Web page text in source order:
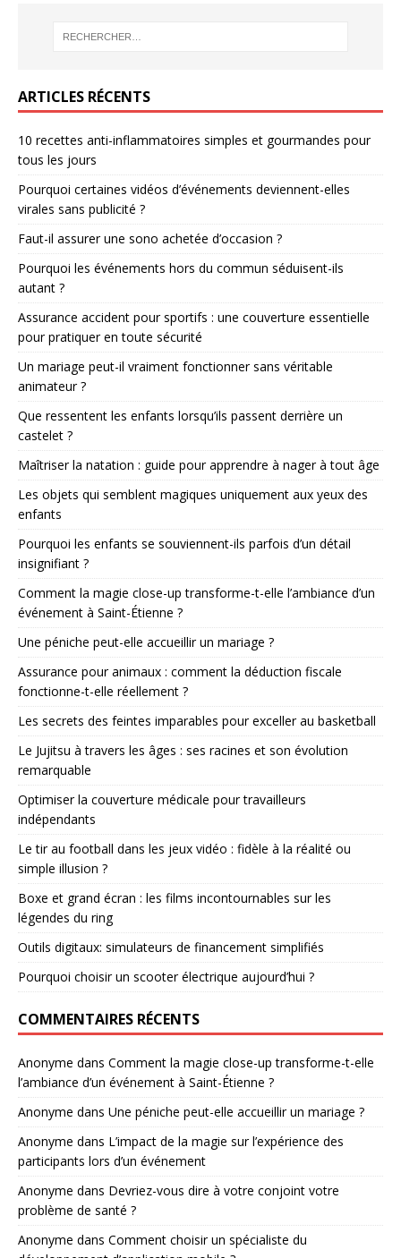
ARTICLES RÉCENTS
10 recettes anti-inflammatoires simples et gourmandes pour
tous les jours
Pourquoi certaines vidéos d’événements deviennent-elles
virales sans publicité ?
Faut-il assurer une sono achetée d’occasion ?
Pourquoi les événements hors du commun séduisent-ils
autant ?
Assurance accident pour sportifs : une couverture essentielle
pour pratiquer en toute sécurité
Un mariage peut-il vraiment fonctionner sans véritable
animateur ?
Que ressentent les enfants lorsqu’ils passent derrière un
castelet ?
Maîtriser la natation : guide pour apprendre à nager à tout âge
Les objets qui semblent magiques uniquement aux yeux des
enfants
Pourquoi les enfants se souviennent-ils parfois d’un détail
insignifiant ?
Comment la magie close-up transforme-t-elle l’ambiance d’un
événement à Saint-Étienne ?
Une péniche peut-elle accueillir un mariage ?
Assurance pour animaux : comment la déduction fiscale
fonctionne-t-elle réellement ?
Les secrets des feintes imparables pour exceller au basketball
Le Jujitsu à travers les âges : ses racines et son évolution
remarquable
Optimiser la couverture médicale pour travailleurs
indépendants
Le tir au football dans les jeux vidéo : fidèle à la réalité ou
simple illusion ?
Boxe et grand écran : les films incontournables sur les
légendes du ring
Outils digitaux: simulateurs de financement simplifiés
Pourquoi choisir un scooter électrique aujourd’hui ?
COMMENTAIRES RÉCENTS
Anonyme dans Comment la magie close-up transforme-t-elle
l’ambiance d’un événement à Saint-Étienne ?
Anonyme dans Une péniche peut-elle accueillir un mariage ?
Anonyme dans L’impact de la magie sur l’expérience des
participants lors d’un événement
Anonyme dans Devriez-vous dire à votre conjoint votre
problème de santé ?
Anonyme dans Comment choisir un spécialiste du